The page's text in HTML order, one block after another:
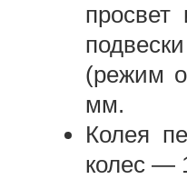
(режим
мм.
Колея
колес —